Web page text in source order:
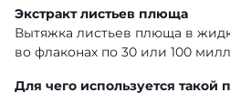
Экстракт листьев плюща
Вытяжка листьев плюща в
во флаконах по 30 или 100
Для чего используется такой